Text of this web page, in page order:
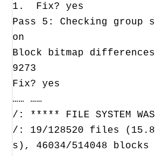
1. Fix? yes
Pass 5: Checking group
on
Block bitmap
9273
Fix? yes
…… ……
/: ***** FILE SYSTEM
/: 19/128520 files
s), 46034/514048 blocks